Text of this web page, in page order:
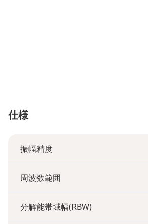
仕様
振幅精度
周波数範囲
分解能帯域幅(RBW)